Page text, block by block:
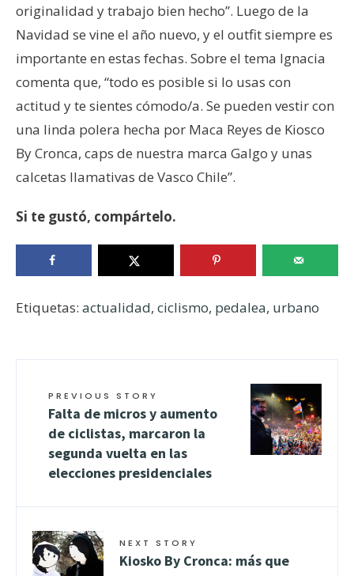
originalidad y trabajo bien hecho”. Luego de la
Navidad se vine el año nuevo, y el outfit siempre es
importante en estas fechas. Sobre el tema Ignacia
comenta que, “todo es posible si lo usas con
actitud y te sientes cómodo/a. Se pueden vestir con
una linda polera hecha por Maca Reyes de Kiosco
By Cronca, caps de nuestra marca Galgo y unas
calcetas llamativas de Vasco Chile”.
Si te gustó, compártelo.
Etiquetas: actualidad, ciclismo, pedalea, urbano
PREVIOUS STORY
Falta de micros y aumento
de ciclistas, marcaron la
segunda vuelta en las
elecciones presidenciales
NEXT STORY
Kiosko By Cronca: más que